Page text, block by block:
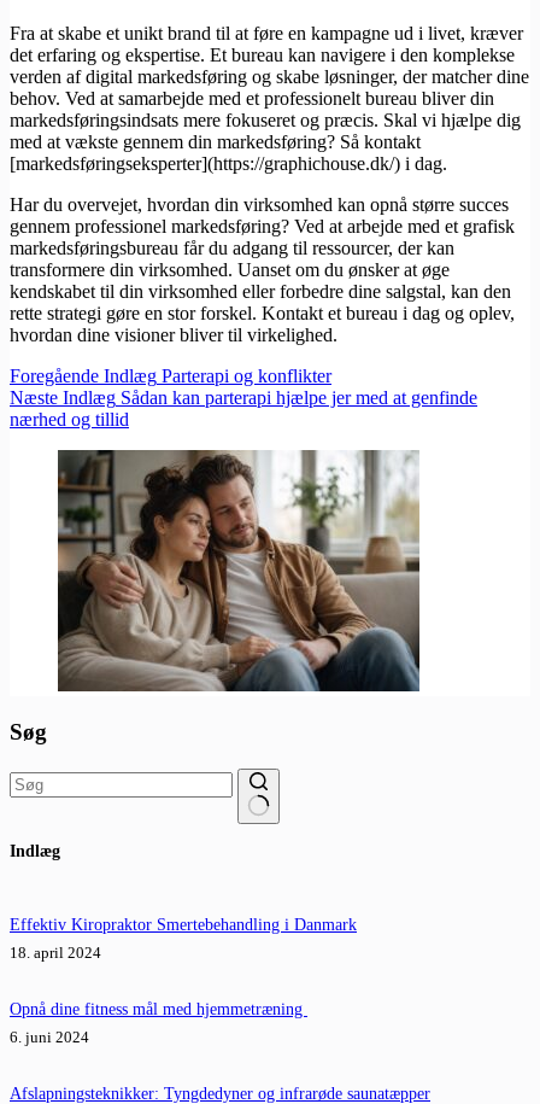
Fra at skabe et unikt brand til at føre en kampagne ud i livet, kræver
det erfaring og ekspertise. Et bureau kan navigere i den komplekse
verden af digital markedsføring og skabe løsninger, der matcher dine
behov. Ved at samarbejde med et professionelt bureau bliver din
markedsføringsindsats mere fokuseret og præcis. Skal vi hjælpe dig
med at vækste gennem din markedsføring? Så kontakt
[markedsføringseksperter](https://graphichouse.dk/) i dag.
Har du overvejet, hvordan din virksomhed kan opnå større succes
gennem professionel markedsføring? Ved at arbejde med et grafisk
markedsføringsbureau får du adgang til ressourcer, der kan
transformere din virksomhed. Uanset om du ønsker at øge
kendskabet til din virksomhed eller forbedre dine salgstal, kan den
rette strategi gøre en stor forskel. Kontakt et bureau i dag og oplev,
hvordan dine visioner bliver til virkelighed.
Foregående Indlæg Parterapi og konflikter
Næste Indlæg Sådan kan parterapi hjælpe jer med at genfinde
nærhed og tillid
Søg
resultater
Indlæg
Effektiv Kiropraktor Smertebehandling i Danmark
18. april 2024
Opnå dine fitness mål med hjemmetræning
6. juni 2024
Afslapningsteknikker: Tyngdedyner og infrarøde saunatæpper